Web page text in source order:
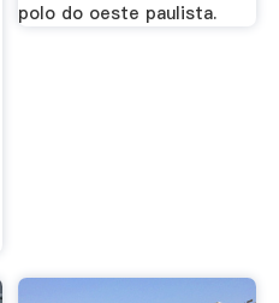
polo do oeste paulista.